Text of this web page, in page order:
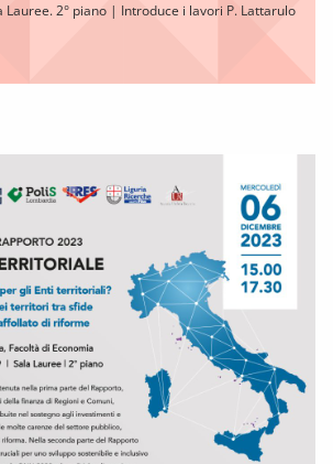
Lauree. 2° piano | Introduce i lavori P. Lattarulo